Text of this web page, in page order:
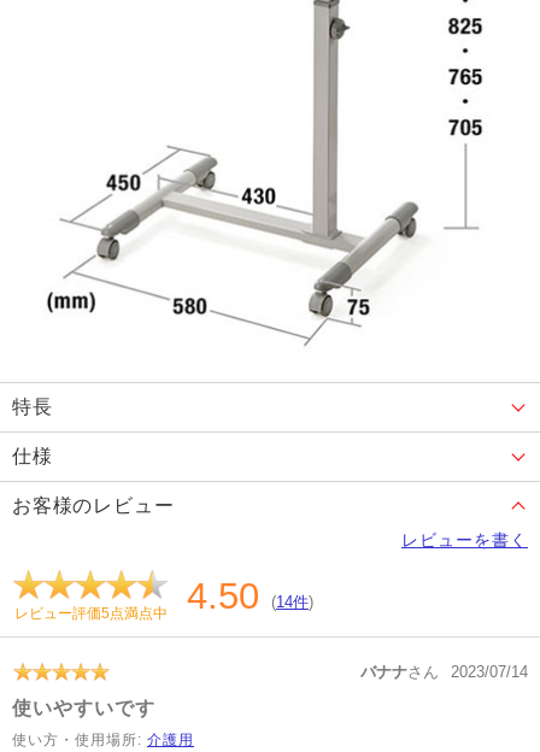
特長
仕様
お客様のレビュー
レビューを書く
レビュー評価5点満点中 4.50 (14件)
バナナさん 2023/07/14
使いやすいです
使い方・使用場所: 介護用